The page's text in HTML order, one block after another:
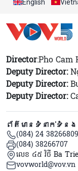
English
Director:Pho Cam
Deputy Director:
Deputy Director:
Deputy Director:
ព័ត៌មានទំនាក់ទំនង
(084) 24 38266809
(084) 38266707
លេខ ៤៥ វិថី Ba
vovworld@vov.vn